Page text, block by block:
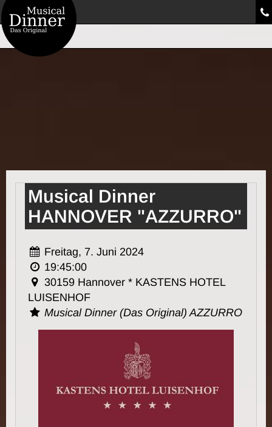
Musical Dinner
HANNOVER "AZZURRO"
Freitag, 7. Juni 2024
19:45:00
30159 Hannover * KASTENS HOTEL
LUISENHOF
Musical Dinner (Das Original) AZZURRO